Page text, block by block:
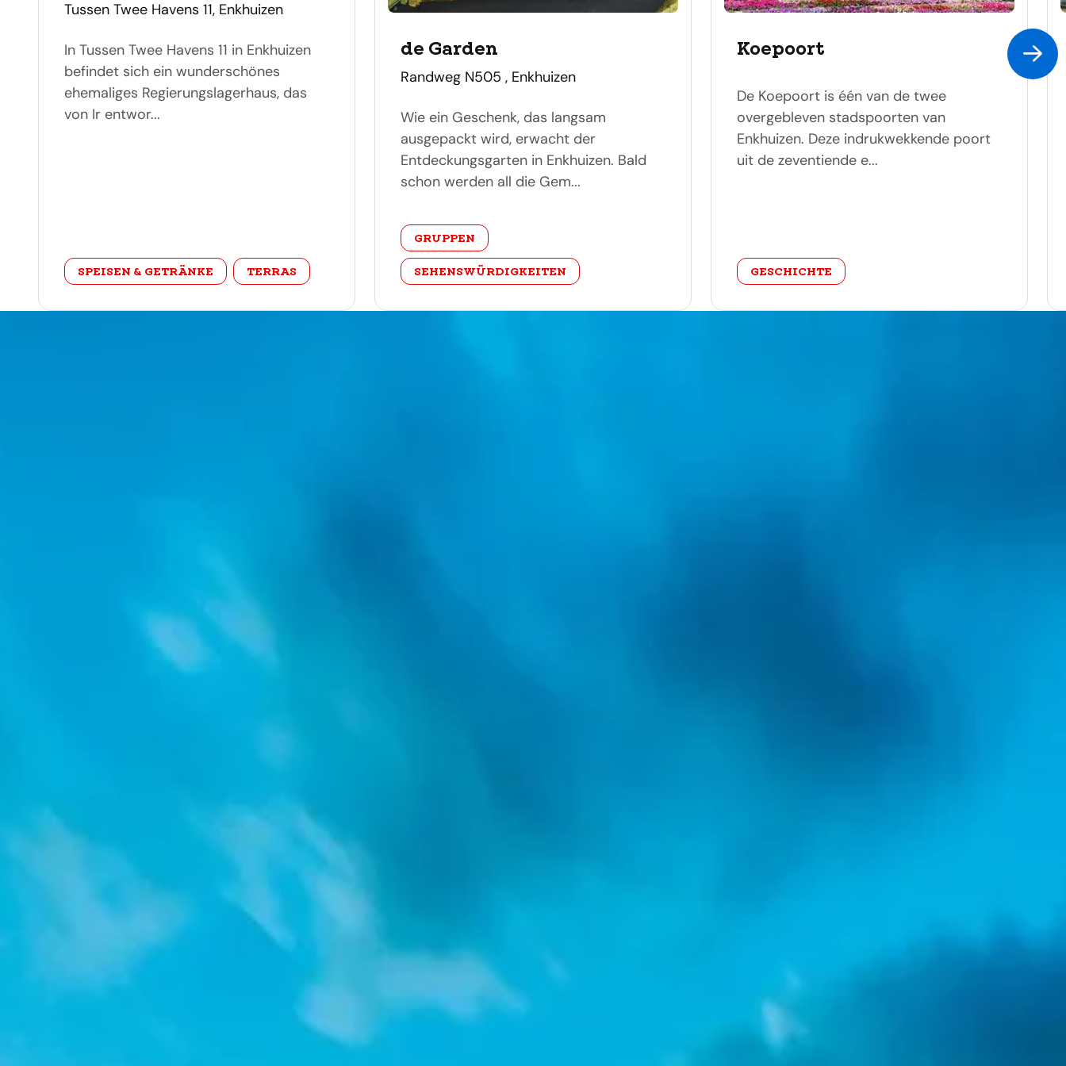
adres
Tussen Twee Havens 11, Enkhuizen
In Tussen Twee Havens 11 in Enkhuizen
befindet sich ein wunderschönes
ehemaliges Regierungslagerhaus, das
von Ir entwor...
categorie
SPEISEN & GETRÄNKE TERRAS
de Garden
adres
Randweg N505 , Enkhuizen
Wie ein Geschenk, das langsam
ausgepackt wird, erwacht der
Entdeckungsgarten in Enkhuizen. Bald
schon werden all die Gem...
categorie
GRUPPEN
SEHENSWÜRDIGKEITEN
Koepoort
De Koepoort is één van de twee
overgebleven stadspoorten van
Enkhuizen. Deze indrukwekkende poort
uit de zeventiende e...
categorie
GESCHICHTE